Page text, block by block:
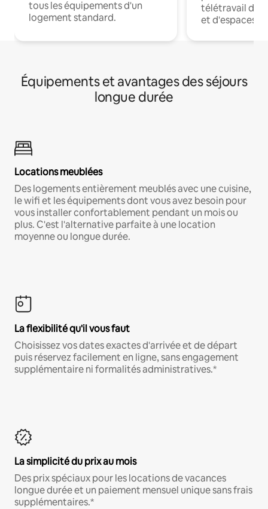
tous les équipements d'un
logement standard.
télétravail
et d'espaces
Équipements et avantages des séjours
longue durée
Locations meublées
Des logements entièrement meublés avec une cuisine,
le wifi et les équipements dont vous avez besoin pour
vous installer confortablement pendant un mois ou
plus. C'est l'alternative parfaite à une location
moyenne ou longue durée.
La flexibilité qu'il vous faut
Choisissez vos dates exactes d'arrivée et de départ
puis réservez facilement en ligne, sans engagement
supplémentaire ni formalités administratives.*
La simplicité du prix au mois
Des prix spéciaux pour les locations de vacances
longue durée et un paiement mensuel unique sans frais
supplémentaires.*